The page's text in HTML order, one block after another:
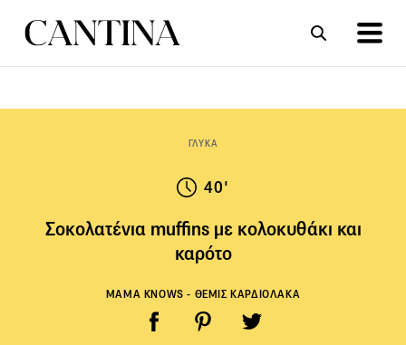
ΓΛΥΚΑ
40'
Σοκολατένια muffins με κολοκυθάκι και
καρότο
MAMA KNOWS - ΘΕΜΙΣ ΚΑΡΔΙΟΛΑΚΑ